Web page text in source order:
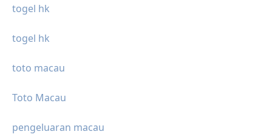
togel hk
togel hk
toto macau
Toto Macau
pengeluaran macau